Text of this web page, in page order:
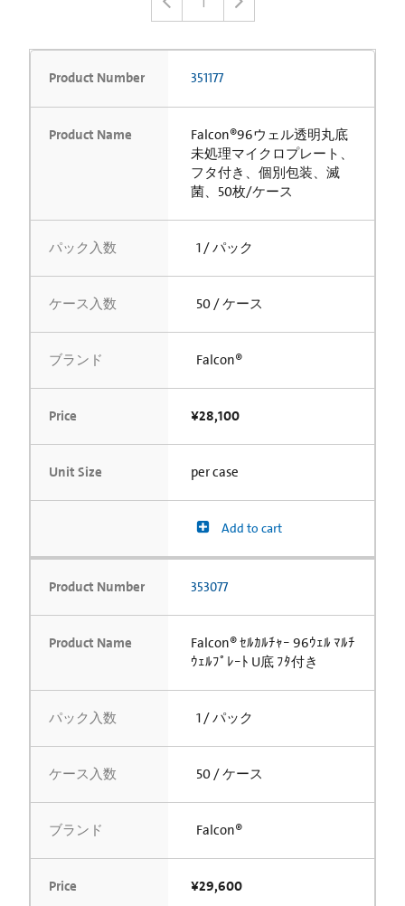
Product Number 351177
Product Name
Falcon®96ウェル透明丸底
未処理マイクロプレート、
フタ付き、個別包装、滅
菌、50枚/ケース
パック入数 1 / パック
ケース入数 50 / ケース
ブランド Falcon®
Price ¥28,100
Unit Size per case
Add to cart
Product Number 353077
Product Name
Falcon® ｾﾙｶﾙﾁｬｰ 96ｳｪﾙ ﾏﾙﾁ
ｳｪﾙﾌﾟﾚｰﾄ U底 ﾌﾀ付き
パック入数 1 / パック
ケース入数 50 / ケース
ブランド Falcon®
Price ¥29,600